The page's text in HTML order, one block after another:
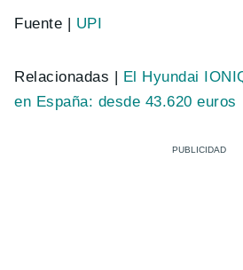
Fuente | UPI
Relacionadas | El Hyundai
en España: desde 43.620 euros